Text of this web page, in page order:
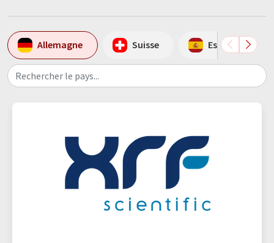
Allemagne Suisse Espagne
Rechercher le pays...